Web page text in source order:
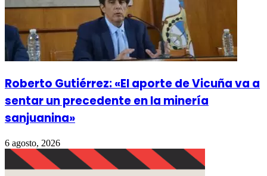
Roberto Gutiérrez: «El aporte de Vicuña va a
sentar un precedente en la minería
sanjuanina»
6 agosto, 2026